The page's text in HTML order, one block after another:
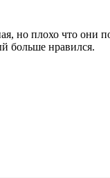
но плохо что они
больше нравился.